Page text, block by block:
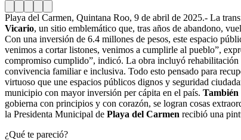
Playa del Carmen, Quintana Roo, 9 de abril de 2025.- La
Vicario, un sitio emblemático que, tras años de abandono,
Con una inversión de 6.4 millones de pesos, este espacio
venimos a cortar listones, venimos a cumplirle al pueblo”,
compromiso cumplido”, indicó. La obra incluyó rehabilitación
convivencia familiar e inclusiva. Todo esto pensado para
virtuoso que une espacios públicos dignos y seguridad
municipio con mayor inversión per cápita en el país. También
gobierna con principios y con corazón, se logran cosas
la Presidenta Municipal de Playa del Carmen recibió una
¿Qué te pareció?